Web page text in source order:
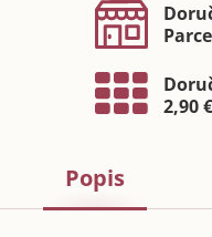
2,90 €
Popis